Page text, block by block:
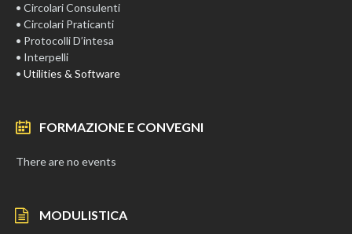
• Circolari Consulenti
• Circolari Praticanti
• Protocolli D’intesa
• Interpelli
• Utilities & Software
FORMAZIONE E CONVEGNI
There are no events
MODULISTICA